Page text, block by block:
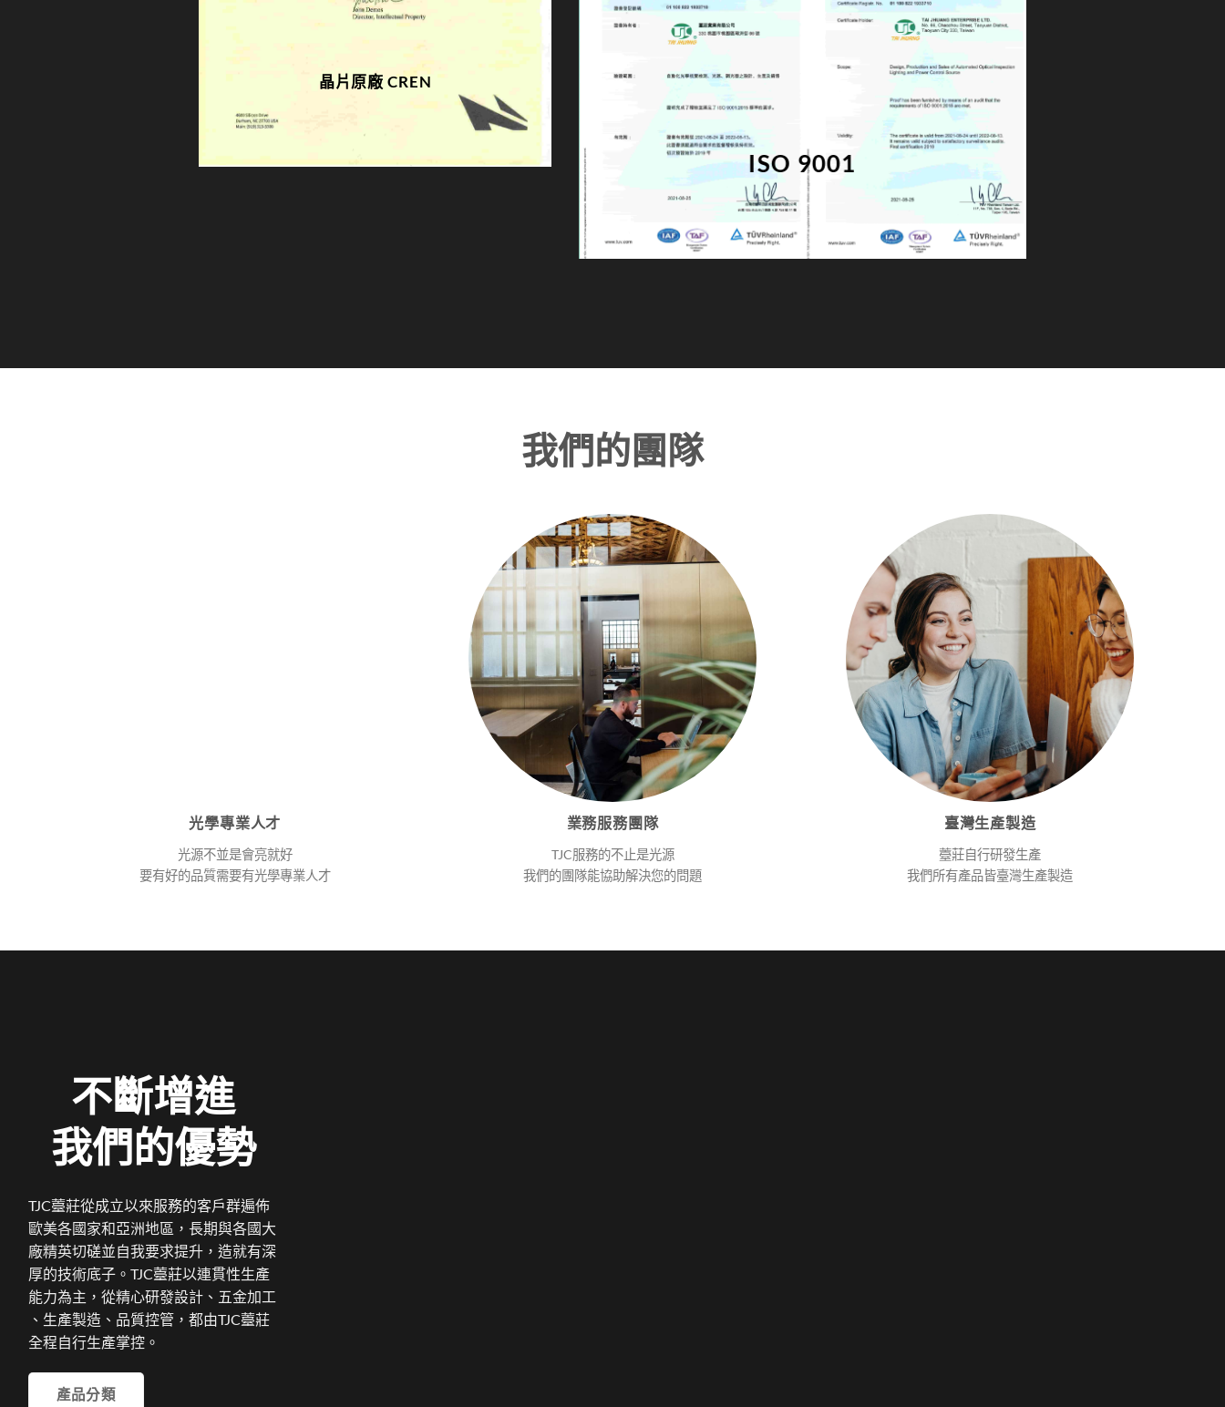
晶片原廠 CREN
ISO 9001
我們的團隊
光學專業人才
光源不並是會亮就好
要有好的品質需要有光學專業人才
業務服務團隊
TJC服務的不止是光源
我們的團隊能協助解決您的問題
臺灣生產製造
薹莊自行研發生產
我們所有產品皆臺灣生產製造
不斷增進
我們的優勢
TJC薹莊從成立以來服務的客戶群遍佈
歐美各國家和亞洲地區，長期與各國大
廠精英切磋並自我要求提升，造就有深
厚的技術底子。TJC薹莊以連貫性生產
能力為主，從精心研發設計、五金加工
、生產製造、品質控管，都由TJC薹莊
全程自行生產掌控。
產品分類